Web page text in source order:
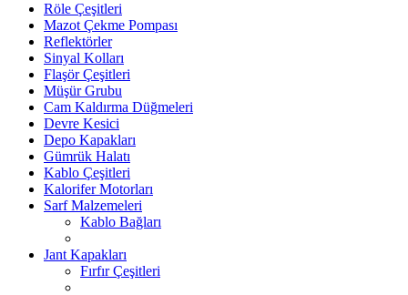
Röle Çeşitleri
Mazot Çekme Pompası
Reflektörler
Sinyal Kolları
Flaşör Çeşitleri
Müşür Grubu
Cam Kaldırma Düğmeleri
Devre Kesici
Depo Kapakları
Gümrük Halatı
Kablo Çeşitleri
Kalorifer Motorları
Sarf Malzemeleri
Kablo Bağları
Jant Kapakları
Fırfır Çeşitleri